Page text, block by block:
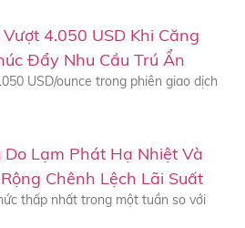
4.050 USD Khi Căng
Đẩy Nhu Cầu Trú Ẩn
USD/ounce trong phiên giao dịch
Lạm Phát Hạ Nhiệt Và
Chênh Lệch Lãi Suất
thấp nhất trong một tuần so với